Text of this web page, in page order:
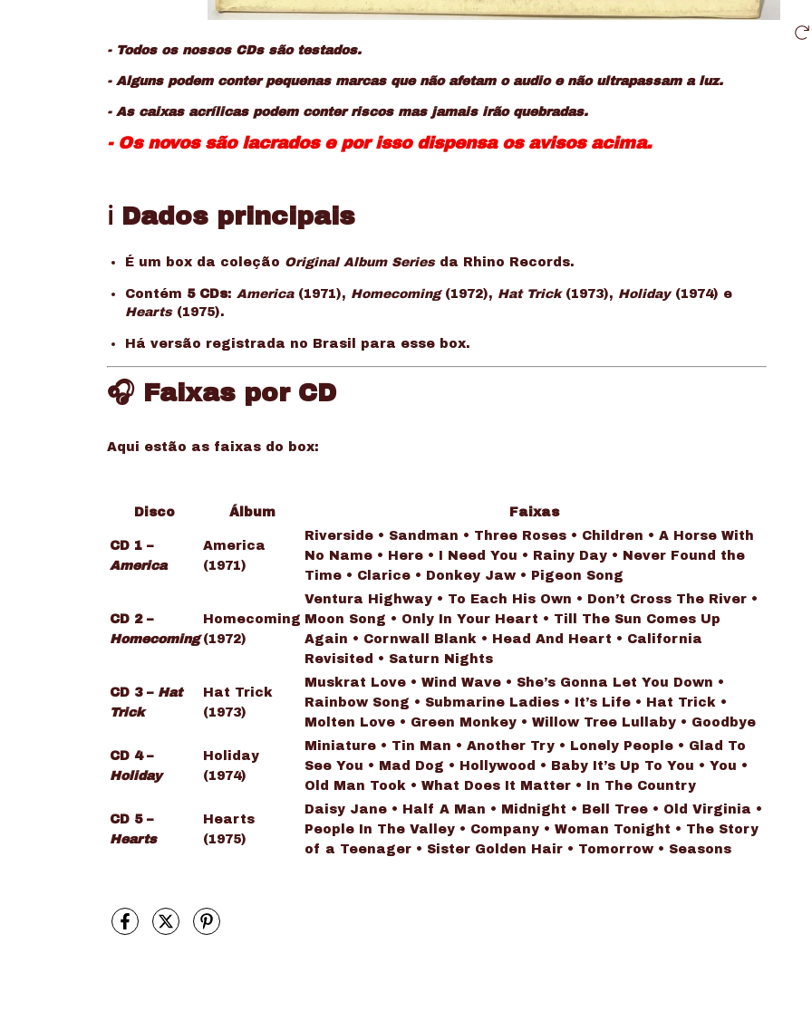
- Todos os nossos CDs são testados.
- Alguns podem conter pequenas marcas que não afetam o audio e não ultrapassam a luz.
- As caixas acrílicas podem conter riscos mas jamais irão quebradas.
- Os novos são lacrados e por isso dispensa os avisos acima.
ℹ️ Dados principais
É um box da coleção Original Album Seriesda Rhino Records.
Contém 5 CDs: America(1971), Homecoming(1972), Hat Trick(1973), Holiday(1974) e
Hearts(1975).
Há versão registrada no Brasil para esse box.
🎧 Faixas por CD
Aqui estão as faixas do box:
Disco Álbum Faixas
CD 1 –
America
America
(1971)
Riverside • Sandman • Three Roses • Children • A Horse With
No Name • Here • I Need You • Rainy Day • Never Found the
Time • Clarice • Donkey Jaw • Pigeon Song
CD 2 –
Homecoming
Homecoming
(1972)
Ventura Highway • To Each His Own • Don’t Cross The River •
Moon Song • Only In Your Heart • Till The Sun Comes Up
Again • Cornwall Blank • Head And Heart • California
Revisited • Saturn Nights
CD 3 – Hat
Trick
Hat Trick
(1973)
Muskrat Love • Wind Wave • She’s Gonna Let You Down •
Rainbow Song • Submarine Ladies • It’s Life • Hat Trick •
Molten Love • Green Monkey • Willow Tree Lullaby • Goodbye
CD 4 –
Holiday
Holiday
(1974)
Miniature • Tin Man • Another Try • Lonely People • Glad To
See You • Mad Dog • Hollywood • Baby It’s Up To You • You •
Old Man Took • What Does It Matter • In The Country
CD 5 –
Hearts
Hearts
(1975)
Daisy Jane • Half A Man • Midnight • Bell Tree • Old Virginia •
People In The Valley • Company • Woman Tonight • The Story
of a Teenager • Sister Golden Hair • Tomorrow • Seasons